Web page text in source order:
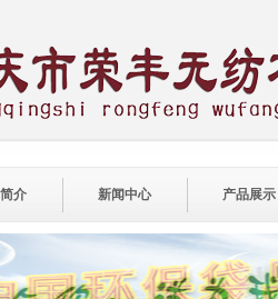
简介 新闻中心 产品展示